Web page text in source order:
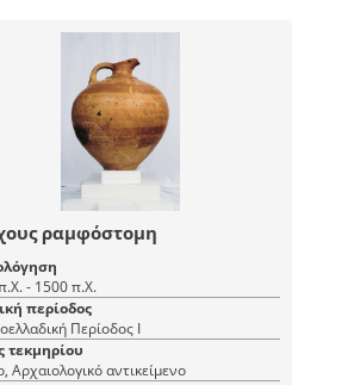
ραμφόστομη
- 1500 π.Χ.
περίοδος
Περίοδος Ι
τεκμηρίου
Αρχαιολογικό αντικείμενο